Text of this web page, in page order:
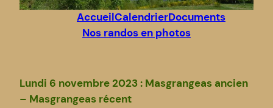
Accueil CalendrierDocuments
Nos randos en photos
Lundi 6 novembre 2023 : Masgrangeas ancien
– Masgrangeas récent